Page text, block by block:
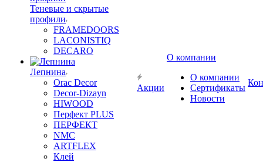
Теневые и скрытые
профили
FRAMEDOORS
LACONISTIQ
DECARO
Лепнина
Orac Decor
Decor-Dizayn
HIWOOD
Перфект PLUS
ПЕРФЕКТ
NMC
ARTFLEX
Клей
Акции
О компании
О компании
Сертификаты
Новости